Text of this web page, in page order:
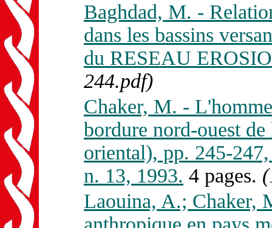
Baghdad, M. -
dans les bassins
du RESEAU
244.pdf)
Chaker, M. -
bordure nord-ouest
oriental), pp. 245-
n. 13, 1993. 4 pages.
Laouina, A.; Chaker,